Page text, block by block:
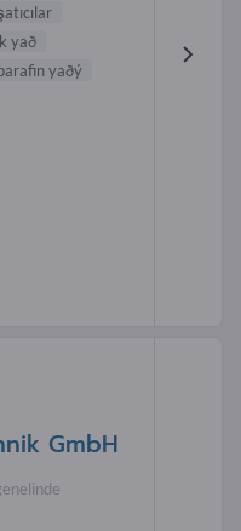
yað
yaðý
GmbH